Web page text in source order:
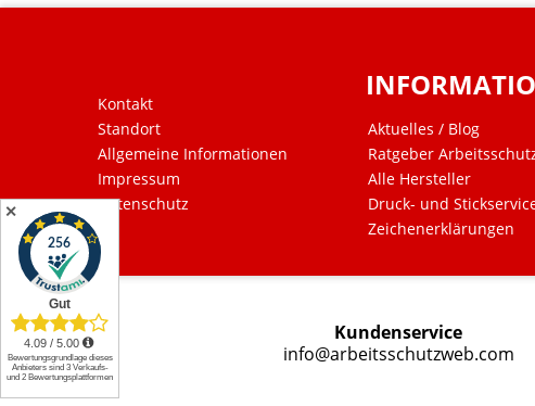
Kontakt
Standort
Allgemeine Informationen
Impressum
Datenschutz
Aktuelles / Blog
Ratgeber
Alle Hersteller
Druck- und
Zeichenerklärungen
Kundenservice
info@arbeitsschutzweb.com
✕